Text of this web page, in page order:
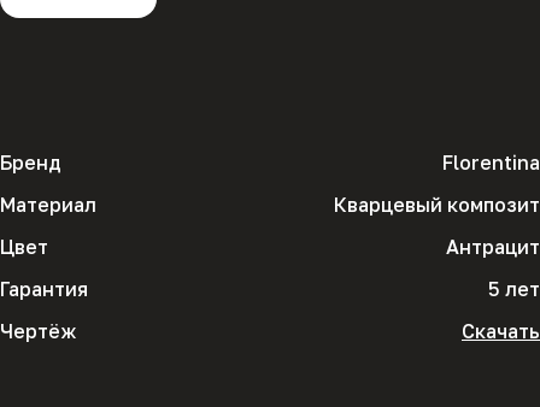
Бренд
Florentina
Материал
Кварцевый композит
Цвет
Антрацит
Гарантия
5 лет
Чертёж
Скачать